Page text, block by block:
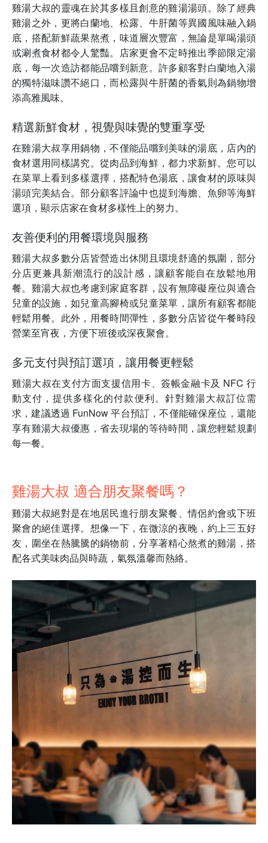
雞湯大叔的靈魂在於其多樣且創意的雞湯湯頭。除了經典
雞湯之外，更將白蘭地、松露、牛肝菌等異國風味融入鍋
底，搭配新鮮蔬果熬煮，味道層次豐富，無論是單喝湯頭
或涮煮食材都令人驚豔。店家更會不定時推出季節限定湯
底，每一次造訪都能品嚐到新意。許多顧客對白蘭地入湯
的獨特滋味讚不絕口，而松露與牛肝菌的香氣則為鍋物增
添高雅風味。
精選新鮮食材，視覺與味覺的雙重享受
在雞湯大叔享用鍋物，不僅能品嚐到美味的湯底，店內的
食材選用同樣講究。從肉品到海鮮，都力求新鮮。您可以
在菜單上看到多樣選擇，搭配特色湯底，讓食材的原味與
湯頭完美結合。部分顧客評論中也提到海膽、魚卵等海鮮
選項，顯示店家在食材多樣性上的努力。
友善便利的用餐環境與服務
雞湯大叔多數分店皆營造出休閒且環境舒適的氛圍，部分
分店更兼具新潮流行的設計感，讓顧客能自在放鬆地用
餐。雞湯大叔也考慮到家庭客群，設有無障礙座位與適合
兒童的設施，如兒童高腳椅或兒童菜單，讓所有顧客都能
輕鬆用餐。此外，用餐時間彈性，多數分店皆從午餐時段
營業至宵夜，方便下班後或深夜聚會。
多元支付與預訂選項，讓用餐更輕鬆
雞湯大叔在支付方面支援信用卡、簽帳金融卡及 NFC 行
動支付，提供多樣化的付款便利。針對雞湯大叔訂位需
求，建議透過 FunNow 平台預訂，不僅能確保座位，還能
享有雞湯大叔優惠，省去現場的等待時間，讓您輕鬆規劃
每一餐。
雞湯大叔 適合朋友聚餐嗎？
雞湯大叔絕對是在地居民進行朋友聚餐、情侶約會或下班
聚會的絕佳選擇。想像一下，在微涼的夜晚，約上三五好
友，圍坐在熱騰騰的鍋物前，分享著精心熬煮的雞湯，搭
配各式美味肉品與時蔬，氣氛溫馨而熱絡。